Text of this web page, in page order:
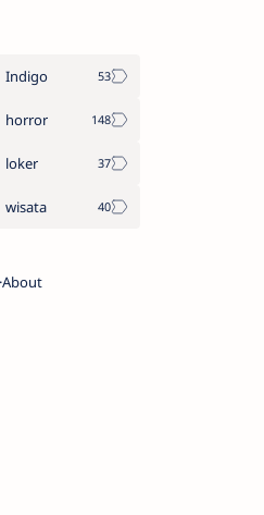
Indigo
horror
loker
wisata
About